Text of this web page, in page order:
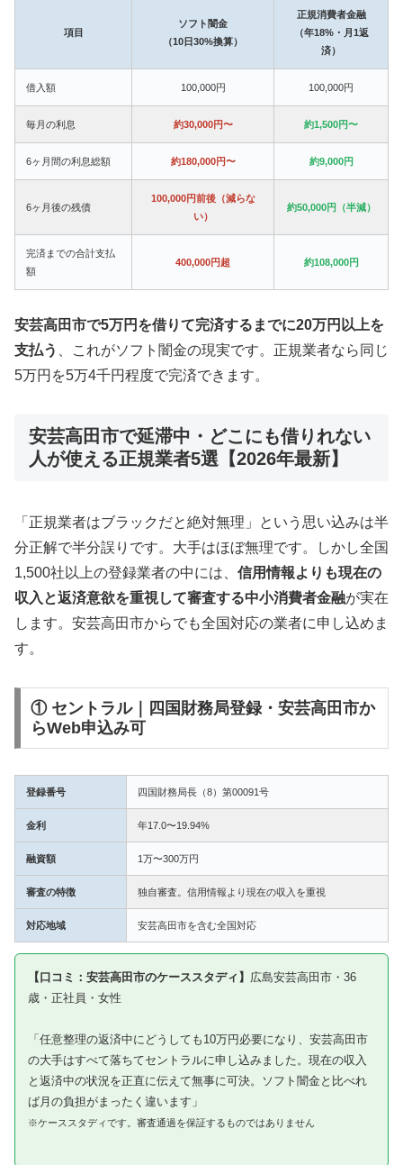
項目
ソフト闇金
（10日30%換算）
正規消費者金融
（年18%・月1返
済）
借入額 100,000円 100,000円
毎月の利息 約30,000円〜 約1,500円〜
6ヶ月間の利息総額 約180,000円〜 約9,000円
6ヶ月後の残債
100,000円前後（減らな
い）
約50,000円（半減）
完済までの合計支払
額
400,000円超 約108,000円
安芸高田市で5万円を借りて完済するまでに20万円以上を
支払う
、これがソフト闇金の現実です。正規業者なら同じ
5万円を5万4千円程度で完済できます。
安芸高田市で延滞中・どこにも借りれない
人が使える正規業者5選【2026年最新】
「正規業者はブラックだと絶対無理」という思い込みは半
分正解で半分誤りです。大手はほぼ無理です。しかし全国
1,500社以上の登録業者の中には、 信用情報よりも現在の
収入と返済意欲を重視して審査する中小消費者金融が実在
します。安芸高田市からでも全国対応の業者に申し込めま
す。
① セントラル｜四国財務局登録・安芸高田市か
らWeb申込み可
登録番号 四国財務局長（8）第00091号
金利 年17.0〜19.94%
融資額 1万〜300万円
審査の特徴 独自審査。信用情報より現在の収入を重視
対応地域 安芸高田市を含む全国対応
【口コミ：安芸高田市のケーススタディ】 広島安芸高田市・36
歳・正社員・女性
「任意整理の返済中にどうしても10万円必要になり、安芸高田市
の大手はすべて落ちてセントラルに申し込みました。現在の収入
と返済中の状況を正直に伝えて無事に可決。ソフト闇金と比べれ
ば月の負担がまったく違います」
※ケーススタディです。審査通過を保証するものではありません